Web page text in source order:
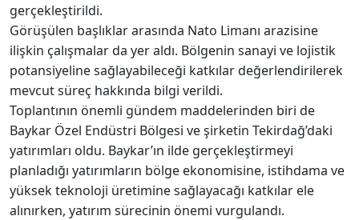
gerçekleştirildi.
Görüşülen başlıklar arasında Nato Limanı arazisine
ilişkin çalışmalar da yer aldı. Bölgenin sanayi ve lojistik
potansiyeline sağlayabileceği katkılar değerlendirilerek
mevcut süreç hakkında bilgi verildi.
Toplantının önemli gündem maddelerinden biri de
Baykar Özel Endüstri Bölgesi ve şirketin Tekirdağ’daki
yatırımları oldu. Baykar’ın ilde gerçekleştirmeyi
planladığı yatırımların bölge ekonomisine, istihdama ve
yüksek teknoloji üretimine sağlayacağı katkılar ele
alınırken, yatırım sürecinin önemi vurgulandı.